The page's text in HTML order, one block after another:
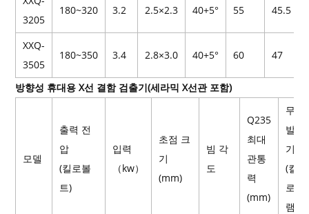
3205
180~320 3.2 2.5×2.3 40+5° 55 45.5
XXQ-
3505
180~350 3.4 2.8×3.0 40+5° 60 47
방향성 휴대용 X선 결함 검출기(세라믹 X선관 포함)
모델
출력 전
압
(킬로볼
트)
입력
（kw）
초점 크
기
(mm)
빔 각
도
Q235
최대
관통
력
(mm)
무게
발전
기
(킬
로그
램)